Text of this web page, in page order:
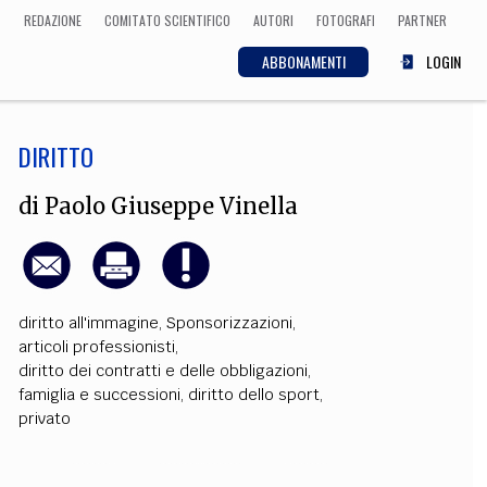
REDAZIONE COMITATO SCIENTIFICO AUTORI FOTOGRAFI PARTNER
ABBONAMENTI LOGIN
ECONOMIA
Matematica, Fisica,
Biologia, Cifrematica,
CULTURA
Musica,
Letteratura
DIRITTO
di Paolo Giuseppe Vinella
diritto all'immagine, Sponsorizzazioni,
articoli professionisti,
diritto dei contratti e delle obbligazioni,
famiglia e successioni, diritto dello sport,
privato